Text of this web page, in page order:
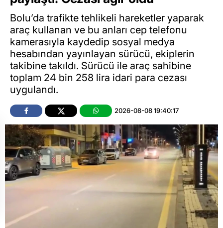
Bolu’da trafikte tehlikeli hareketler yaparak
araç kullanan ve bu anları cep telefonu
kamerasıyla kaydedip sosyal medya
hesabından yayınlayan sürücü, ekiplerin
takibine takıldı. Sürücü ile araç sahibine
toplam 24 bin 258 lira idari para cezası
uygulandı.
2026-08-08 19:40:17